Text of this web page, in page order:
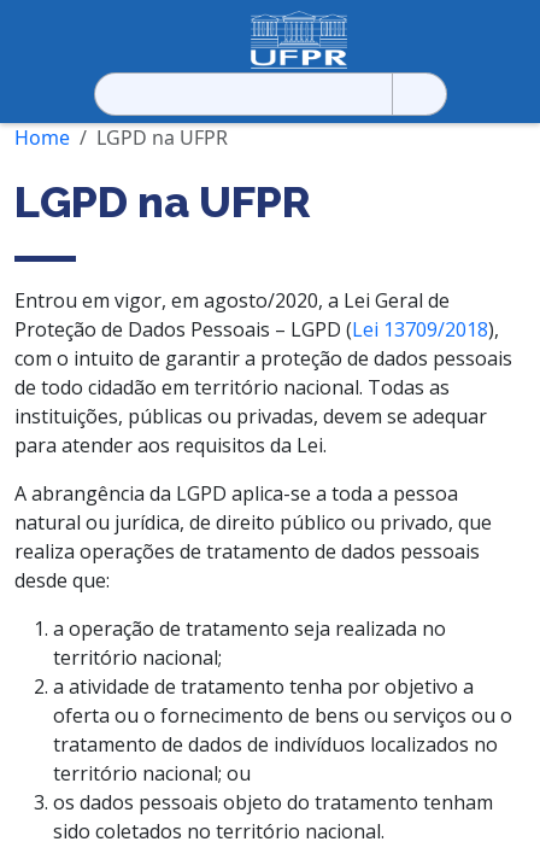
Pesquisar
por:
Home
LGPD na UFPR
LGPD na UFPR
Entrou em vigor, em agosto/2020, a Lei Geral de
Proteção de Dados Pessoais – LGPD (Lei 13709/2018),
com o intuito de garantir a proteção de dados pessoais
de todo cidadão em território nacional. Todas as
instituições, públicas ou privadas, devem se adequar
para atender aos requisitos da Lei.
A abrangência da LGPD aplica-se a toda a pessoa
natural ou jurídica, de direito público ou privado, que
realiza operações de tratamento de dados pessoais
desde que:
a operação de tratamento seja realizada no
território nacional;
a atividade de tratamento tenha por objetivo a
oferta ou o fornecimento de bens ou serviços ou o
tratamento de dados de indivíduos localizados no
território nacional; ou
os dados pessoais objeto do tratamento tenham
sido coletados no território nacional.